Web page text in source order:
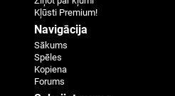
Kļūsti Premium!
Navigācija
Sākums
Spēles
Kopiena
Forums